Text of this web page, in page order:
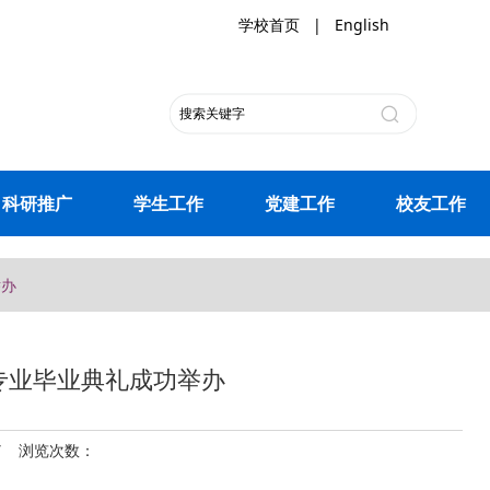
学校首页 | English
科研推广 学生工作 党建工作 校友工作
毕业典礼成功举办
览次数：